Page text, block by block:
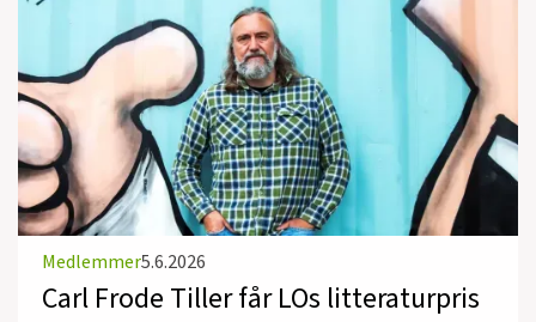
Medlemmer5.6.2026
Carl Frode Tiller får LOs litteraturpris